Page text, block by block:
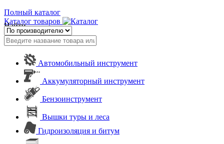
Полный каталог
Каталог товаров
Найти
Автомобильный инструмент
Аккумуляторный инструмент
Бензоинструмент
Вышки туры и леса
Гидроизоляция и битум